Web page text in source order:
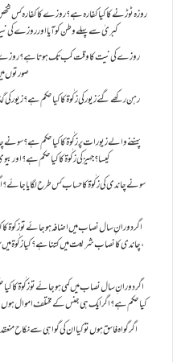
روزہ ٹوڑنے کا کیا کفارہ ہے؟روزے کا کفارہ کس
کبریٰ سے پہلے وطن کو آیا اور روزے کی نیت
روزے کی نیت کا وقت کب تک ہوتا ہے؟
صورتوں
رہن رکھے گئے زیور کی زکٰوۃ کا کیا حکم ہے؟زیور کی
پہننے والے زیورات پر زکٰوۃ کا کیا حکم ہے؟ سونے
کیسا؟ جہیز کی زکٰوۃ کا کیا حکم ہے؟ اور
سونے چاندی کی زکٰوۃ کا حساب کس طرح لگایا جائے؟
اگر دورانِ سال نصاب میں اضافہ ہو جائے تو زکوۃ
،چاندی کا نصاب شریعت میں کتنا ہے؟ کیا زکٰوۃ
اگر دورانِ سال نصاب میں کمی ہو جائے تو زکٰوۃ کا کیا
کیا حکم ہے؟ اگر ایک ہی جنس کے مختلف اموال ہوں
اگر گواہ فاسق ہوں تو کیا ان کی گواہی سے نکاح